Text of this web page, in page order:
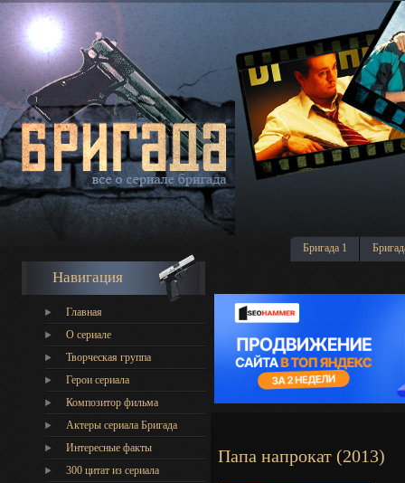
Бригада 1
Навигация
Главная
О сериале
Творческая группа
Герои сериала
Композитор фильма
Актеры сериала Бригада
Интересные факты
300 цитат из сериала
Папа напрокат (2013)